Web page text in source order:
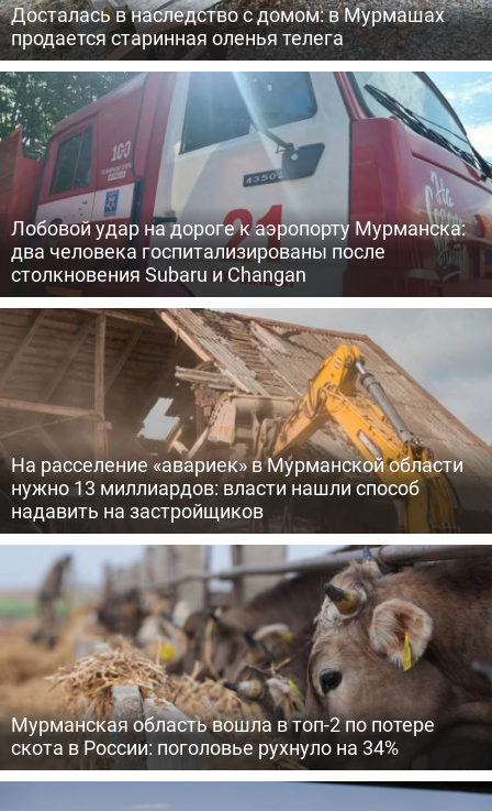
Досталась в наследство с домом: в Мурмашах
продается старинная оленья телега
Лобовой удар на дороге к аэропорту Мурманска:
два человека госпитализированы после
столкновения Subaru и Changan
На расселение «авариек» в Мурманской области
нужно 13 миллиардов: власти нашли способ
надавить на застройщиков
Мурманская область вошла в топ-2 по потере
скота в России: поголовье рухнуло на 34%